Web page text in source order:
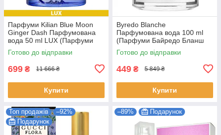
Парфуми Kilian Blue Moon
Ginger Dash Парфумована
вода 50 ml LUX (Парфуми
Кіліан Блю Мун Джинджер
Даш Жіночі)
Готово до відправки
699 ₴ 11 666 ₴
Купити
Byredo Blanche
Парфумована вода 100 ml
(Парфуми Байредо Бланш
Жіночі)
Готово до відправки
449 ₴ 5 849 ₴
Купити
Топ продажів
–92%
Подарунок
–89% Подарунок